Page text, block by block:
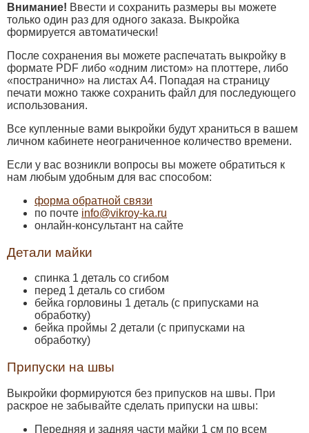
Внимание! Ввести и сохранить размеры вы можете
только один раз для одного заказа. Выкройка
формируется автоматически!
После сохранения вы можете распечатать выкройку в
формате PDF либо «одним листом» на плоттере, либо
«постранично» на листах А4. Попадая на страницу
печати можно также сохранить файл для последующего
использования.
Все купленные вами выкройки будут храниться в вашем
личном кабинете неограниченное количество времени.
Если у вас возникли вопросы вы можете обратиться к
нам любым удобным для вас способом:
форма обратной связи
по почте info@vikroy-ka.ru
онлайн-консультант на сайте
Детали майки
спинка 1 деталь со сгибом
перед 1 деталь со сгибом
бейка горловины 1 деталь (с припусками на
обработку)
бейка проймы 2 детали (с припусками на
обработку)
Припуски на швы
Выкройки формируются без припусков на швы. При
раскрое не забывайте сделать припуски на швы:
Передняя и задняя части майки 1 см по всем